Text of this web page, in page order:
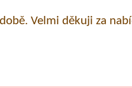
Velmi děkuji za